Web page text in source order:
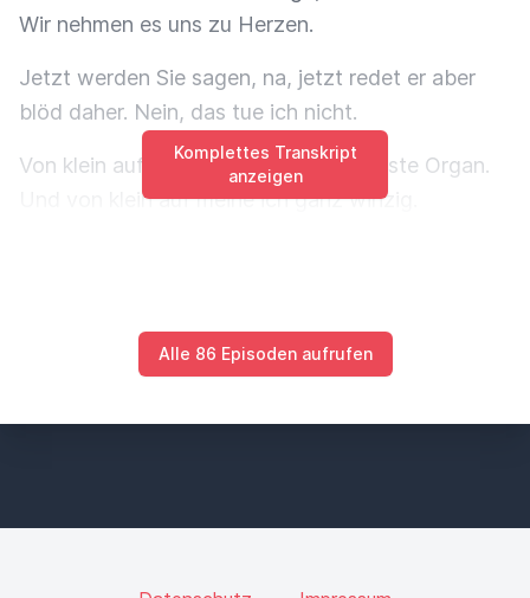
Komplettes Transkript
anzeigen
Wir nehmen es uns zu Herzen.
Jetzt werden Sie sagen, na, jetzt redet er aber
blöd daher. Nein, das tue ich nicht.
Von klein auf ist das Herz das wichtigste Organ.
Und von klein auf meine ich ganz winzig.
Und wenn die Mutter lacht und fröhlich ist,
Und wenn wir jetzt selber zu dem Drittel
Alle 86 Episoden aufrufen